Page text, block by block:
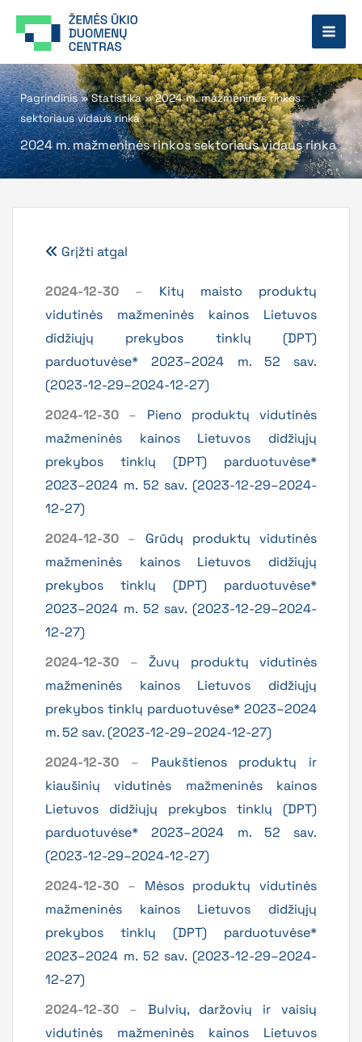
prie
Pagrindinis»Statistika»2024 m. mažmeninės rinkos
sektoriaus vidaus rinka
2024 m. mažmeninės rinkos sektoriaus vidaus rinka
Grįžti atgal
2024-12-30 – Kitų maisto produktų
vidutinės mažmeninės kainos Lietuvos
didžiųjų prekybos tinklų (DPT)
parduotuvėse* 2023–2024 m. 52 sav.
(2023-12-29–2024-12-27)
2024-12-30 – Pieno produktų vidutinės
mažmeninės kainos Lietuvos didžiųjų
prekybos tinklų (DPT) parduotuvėse*
2023–2024 m. 52 sav. (2023-12-29–2024-
12-27)
2024-12-30 – Grūdų produktų vidutinės
mažmeninės kainos Lietuvos didžiųjų
prekybos tinklų (DPT) parduotuvėse*
2023–2024 m. 52 sav. (2023-12-29–2024-
12-27)
2024-12-30 – Žuvų produktų vidutinės
mažmeninės kainos Lietuvos didžiųjų
prekybos tinklų parduotuvėse* 2023–2024
m. 52 sav. (2023-12-29–2024-12-27)
2024-12-30 – Paukštienos produktų ir
kiaušinių vidutinės mažmeninės kainos
Lietuvos didžiųjų prekybos tinklų (DPT)
parduotuvėse* 2023–2024 m. 52 sav.
(2023-12-29–2024-12-27)
2024-12-30 – Mėsos produktų vidutinės
mažmeninės kainos Lietuvos didžiųjų
prekybos tinklų (DPT) parduotuvėse*
2023–2024 m. 52 sav. (2023-12-29–2024-
12-27)
2024-12-30 – Bulvių, daržovių ir vaisių
vidutinės mažmeninės kainos Lietuvos